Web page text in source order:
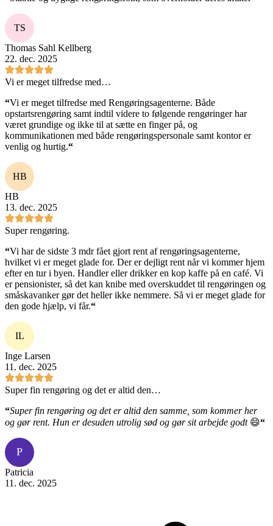
TS
Thomas Sahl Kellberg
22. dec. 2025
Vi er meget tilfredse med…
“Vi er meget tilfredse med Rengøringsagenterne. Både
opstartsrengøring samt indtil videre to følgende rengøringer har
været grundige og ikke til at sætte en finger på, og
kommunikationen med både rengøringspersonale samt kontor er
venlig og hurtig.“
HB
HB
13. dec. 2025
Super rengøring.
“Vi har de sidste 3 mdr fået gjort rent af rengøringsagenterne,
hvilket vi er meget glade for. Der er dejligt rent når vi kommer hjem
efter en tur i byen. Handler eller drikker en kop kaffe på en café. Vi
er pensionister, så det kan knibe med overskuddet til rengøringen og
småskavanker gør det heller ikke nemmere. Så vi er meget glade for
den gode hjælp, vi får.“
IL
Inge Larsen
11. dec. 2025
Super fin rengøring og det er altid den…
“Super fin rengøring og det er altid den samme, som kommer her
og gør rent. Hun er desuden utrolig sød og gør sit arbejde godt 😄“
P
Patricia
11. dec. 2025